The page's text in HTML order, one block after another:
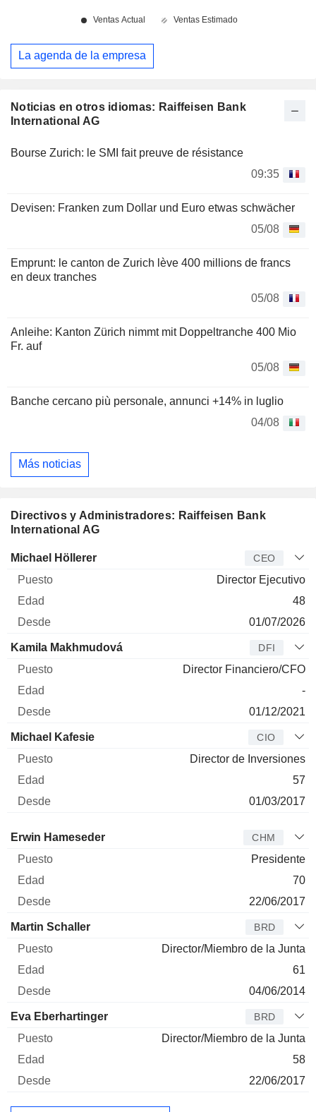
Noticias en otros idiomas: Raiffeisen Bank
International AG
Bourse Zurich: le SMI fait preuve de résistance
09:35
Devisen: Franken zum Dollar und Euro etwas schwächer
05/08
Emprunt: le canton de Zurich lève 400 millions de francs
en deux tranches
05/08
Anleihe: Kanton Zürich nimmt mit Doppeltranche 400 Mio
Fr. auf
05/08
Banche cercano più personale, annunci +14% in luglio
04/08
Más noticias
Directivos y Administradores: Raiffeisen Bank
International AG
Director Puesto
Michael Höllerer CEO
Director Ejecutivo
48
01/07/2026
Kamila Makhmudová DFI
Director Financiero/CFO
-
01/12/2021
Michael Kafesie CIO
Director de Inversiones
57
01/03/2017
Administrador Puesto
Erwin Hameseder CHM
Presidente
70
22/06/2017
Martin Schaller BRD
Director/Miembro de la Junta
61
04/06/2014
Eva Eberhartinger BRD
Director/Miembro de la Junta
58
22/06/2017
La agenda de la empresa